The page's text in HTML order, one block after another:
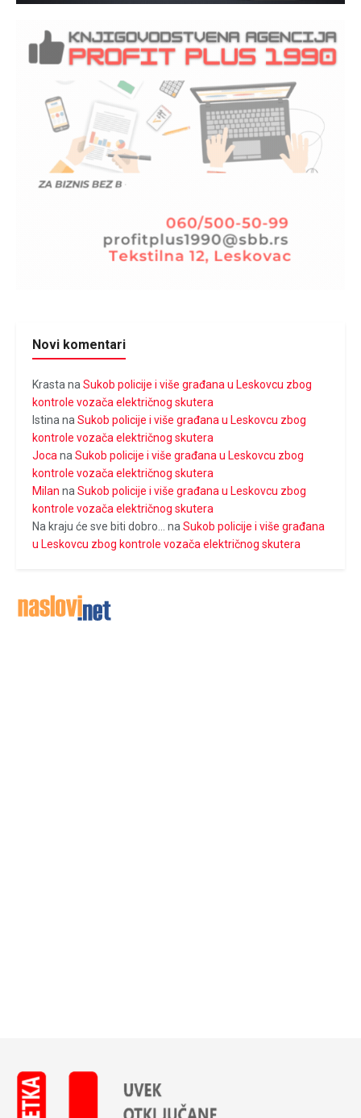
Novi komentari
Krasta na Sukob policije i više građana u Leskovcu zbog
kontrole vozača električnog skutera
Istina na Sukob policije i više građana u Leskovcu zbog
kontrole vozača električnog skutera
Joca na Sukob policije i više građana u Leskovcu zbog
kontrole vozača električnog skutera
Milan na Sukob policije i više građana u Leskovcu zbog
kontrole vozača električnog skutera
Na kraju će sve biti dobro...
na Sukob policije i više građana
u Leskovcu zbog kontrole vozača električnog skutera